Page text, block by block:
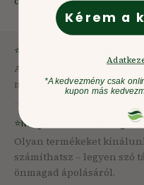
⭐ Természetes összetevők
A termék gondosan
minőségű
⭐Megbízható minőség
Olyan termékeket
számíthatsz – legyen szó
önmagad ápolásáról.
Kérem a
*A kedvezmény csak
kupon más